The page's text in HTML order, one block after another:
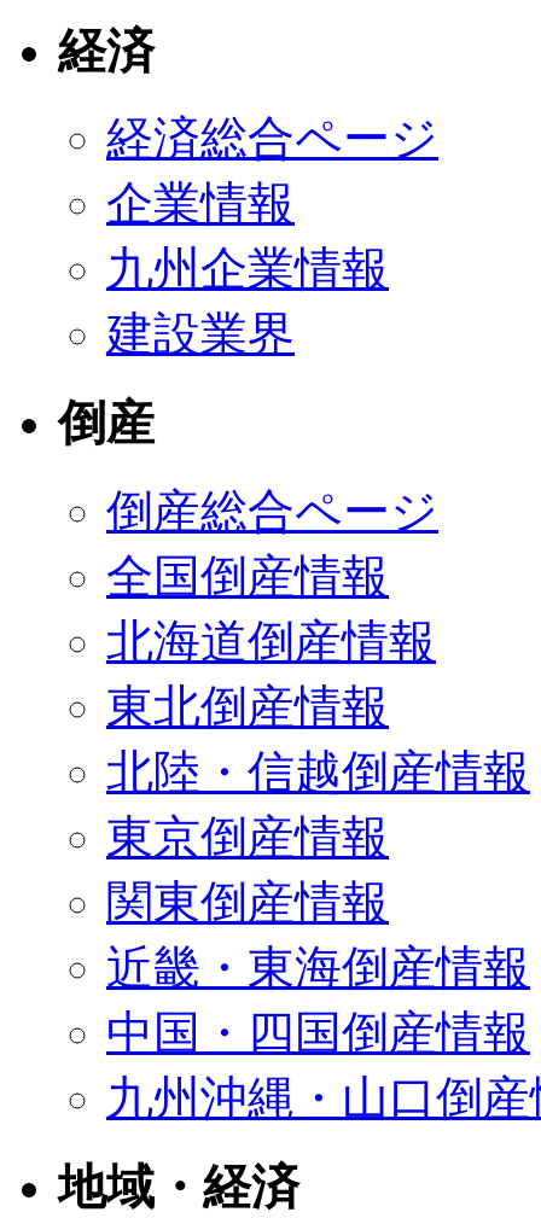
経済
経済総合ページ
企業情報
九州企業情報
建設業界
倒産
倒産総合ページ
全国倒産情報
北海道倒産情報
東北倒産情報
北陸・信越倒産情報
東京倒産情報
関東倒産情報
近畿・東海倒産情報
中国・四国倒産情報
九州沖縄・山口倒
地域・経済